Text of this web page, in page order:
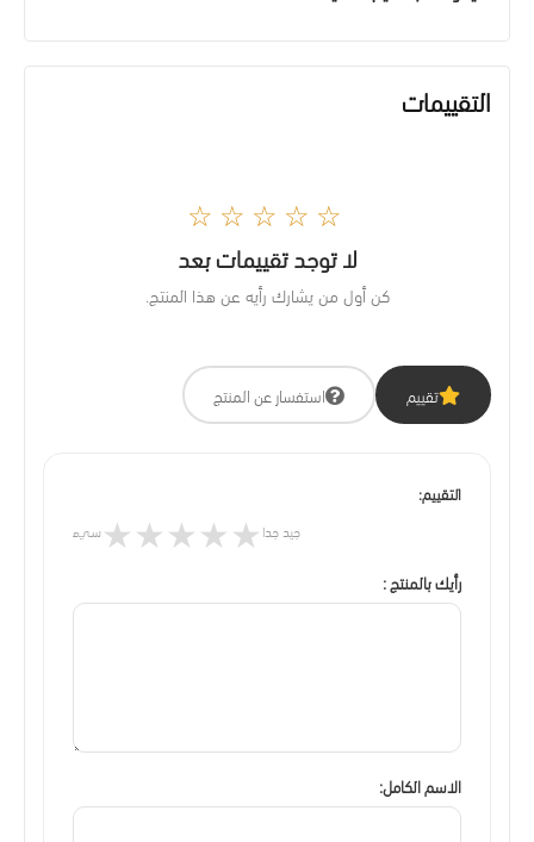
التقييمات
☆☆☆☆☆
لا توجد تقييمات بعد
كن أول من يشارك رأيه عن هذا المنتج.
تقييم استفسار عن المنتج
التقييم:
سيء ★★★★★ جيد جدا
رأيك بالمنتج :
الاسم الكامل: